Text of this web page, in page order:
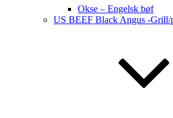
Okse – Engelsk bøf
US BEEF Black Angus -Grill/